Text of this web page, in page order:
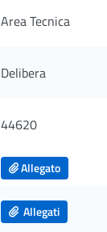
Area Tecnica
Delibera
44620
Allegato
Allegati